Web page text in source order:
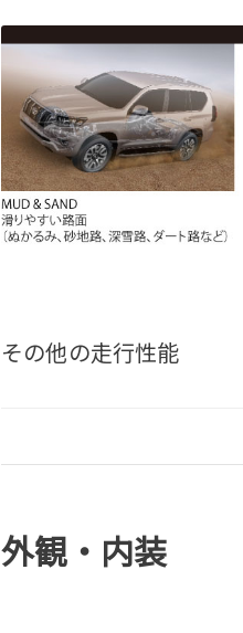
その他の走行性能
外観・内装